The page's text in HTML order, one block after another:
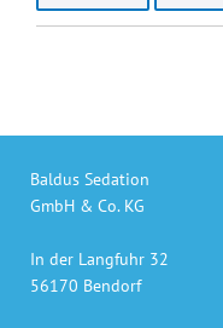
Baldus Sedation
GmbH & Co. KG
In der Langfuhr 32
56170 Bendorf